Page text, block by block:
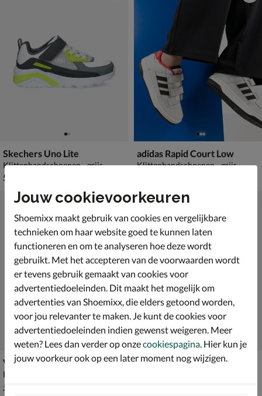
Skechers Uno Lite
Klittenbandschoenen - grijs
€ 59,99
59
adidas Rapid Court Low
Klittenbandschoenen - grijs
Vans SK-8 Mid
Klittenbandschoenen - grijs
van € 59,99 voor € 41,99
59, 41,99
Skechers Light Storm 3.0
€ 59,99
59,99
Jouw cookievoorkeuren
Shoemixx maakt gebruik van cookies en vergelijkbare
technieken om haar website goed te kunnen laten
functioneren en om te analyseren hoe deze wordt
gebruikt. Met het accepteren van de voorwaarden wordt
er tevens gebruik gemaakt van cookies voor
advertentiedoeleinden. Dit maakt het mogelijk om
advertenties van Shoemixx, die elders getoond worden,
voor jou relevanter te maken. Je kunt de cookies voor
advertentiedoeleinden indien gewenst weigeren. Meer
weten? Lees dan verder op onzecookiespagina . Hier kun je
jouw voorkeur ook op een later moment nog wijzigen.